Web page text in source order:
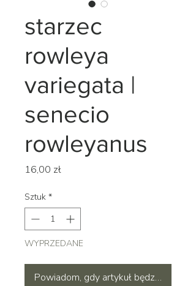
starzec
rowleya
variegata |
senecio
rowleyanus
16,00 złCena
Sztuk *
WYPRZEDANE
Powiadom, gdy artykuł będzie